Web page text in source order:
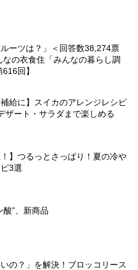
ルーツは？」＜回答数38,274票
なの衣食住「みんなの暮らし調
回】
補給に】スイカのアレンジレシピ
ザート・サラダまで楽しめる
！】つるっとさっぱり！夏の冷や
3選
酸”、新商品
いの？」を解決！ブロッコリース